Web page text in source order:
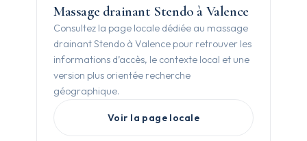
Massage drainant Stendo à Valence
Consultez la page locale dédiée au massage
drainant Stendo à Valence pour retrouver les
informations d’accès, le contexte local et une
version plus orientée recherche
géographique.
Voir la page locale